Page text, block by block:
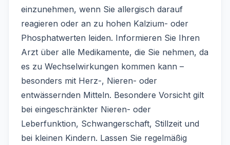
einzunehmen, wenn Sie allergisch darauf
reagieren oder an zu hohen Kalzium- oder
Phosphatwerten leiden. Informieren Sie Ihren
Arzt über alle Medikamente, die Sie nehmen, da
es zu Wechselwirkungen kommen kann –
besonders mit Herz-, Nieren- oder
entwässernden Mitteln. Besondere Vorsicht gilt
bei eingeschränkter Nieren- oder
Leberfunktion, Schwangerschaft, Stillzeit und
bei kleinen Kindern. Lassen Sie regelmäßig